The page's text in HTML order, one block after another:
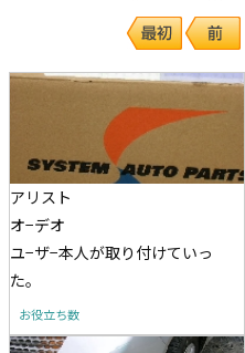
アリスト
オ−デオ
ユ−ザ−本人が取り付けていっ
た。
お役立ち数